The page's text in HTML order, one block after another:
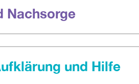
Nachsorge
und Hilfe